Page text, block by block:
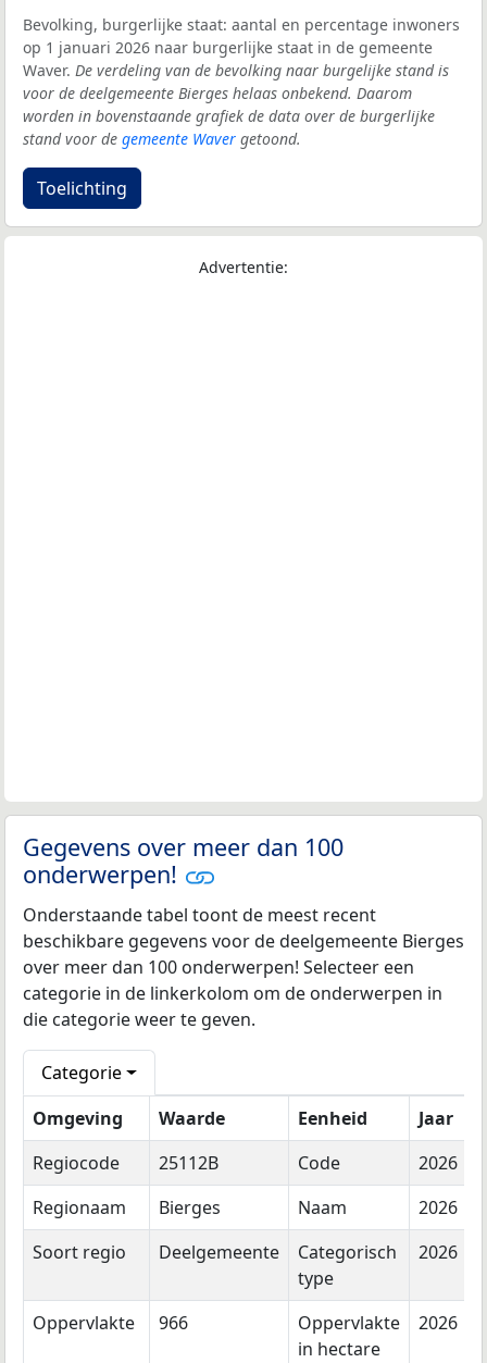
Bevolking, burgerlijke staat: aantal en percentage inwoners
op 1 januari 2026 naar burgerlijke staat in de gemeente
Waver. De verdeling van de bevolking naar burgelijke stand is
voor de deelgemeente Bierges helaas onbekend. Daarom
worden in bovenstaande grafiek de data over de burgerlijke
stand voor de gemeente Waver getoond.
Toelichting
Advertentie:
Gegevens over meer dan 100
onderwerpen!
Onderstaande tabel toont de meest recent
beschikbare gegevens voor de deelgemeente Bierges
over meer dan 100 onderwerpen! Selecteer een
categorie in de linkerkolom om de onderwerpen in
die categorie weer te geven.
Categorie
Omgeving
Waarde Eenheid
Jaar
Regiocode
25112B Code
2026
Regionaam
Bierges Naam
2026
Soort regio
Deelgemeente
Categorisch
type
2026
Oppervlakte 966
Oppervlakte
in hectare
2026